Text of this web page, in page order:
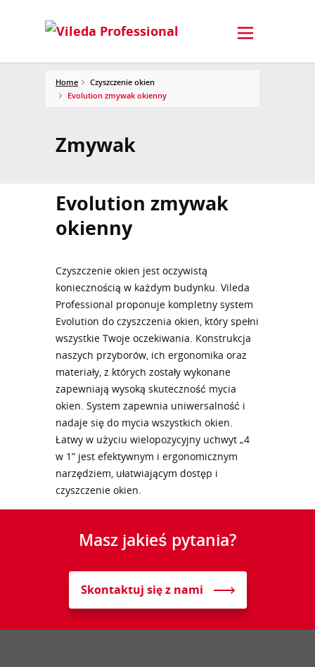
Home
Czyszczenie okien
Evolution zmywak okienny
Zmywak
Evolution zmywak
okienny
Czyszczenie okien jest oczywistą
koniecznością w każdym budynku. Vileda
Professional proponuje kompletny system
Evolution do czyszczenia okien, który spełni
wszystkie Twoje oczekiwania. Konstrukcja
naszych przyborów, ich ergonomika oraz
materiały, z których zostały wykonane
zapewniają wysoką skuteczność mycia
okien. System zapewnia uniwersalność i
nadaje się do mycia wszystkich okien.
Łatwy w użyciu wielopozycyjny uchwyt „4
w 1” jest efektywnym i ergonomicznym
narzędziem, ułatwiającym dostęp i
czyszczenie okien.
Masz jakieś pytania?
Skontaktuj się z nami